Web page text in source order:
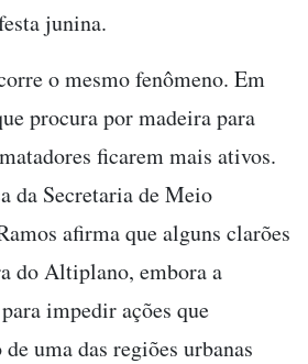
junina.
o mesmo fenômeno. Em
procura por madeira para
ficarem mais ativos.
da Secretaria de Meio
afirma que alguns clarões
do Altiplano, embora a
impedir ações que
uma das regiões urbanas